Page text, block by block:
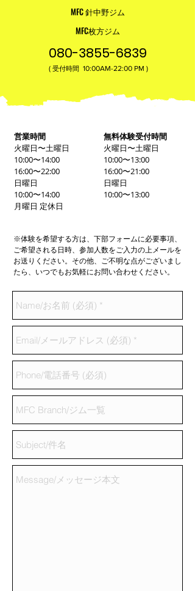
MFC 針中野ジム
MFC枚方ジム
080-3855-6839
( 受付時間 10:00AM-22:00​ PM )
営業時間
火曜日〜土曜日
10:00〜14:00
16:00〜22:00
日曜日
10:00〜14:00
月曜日 定休日
無料体験受付時間
火曜日〜土曜日
10:00〜13:00
16:00〜21:00
日曜日
10:00〜13:00
※体験を希望する方は、下部フォームに必要事項、
ご希望される日時、参加人数をご入力の上メールを
お送りください。その他、ご不明な点がございまし
たら、いつでもお気軽にお問い合わせください。